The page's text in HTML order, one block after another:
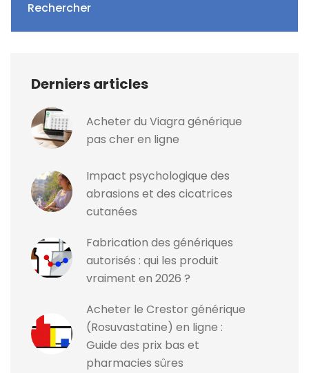
Rechercher
Derniers articles
Acheter du Viagra générique
pas cher en ligne
Impact psychologique des
abrasions et des cicatrices
cutanées
Fabrication des génériques
autorisés : qui les produit
vraiment en 2026 ?
Acheter le Crestor générique
(Rosuvastatine) en ligne :
Guide des prix bas et
pharmacies sûres